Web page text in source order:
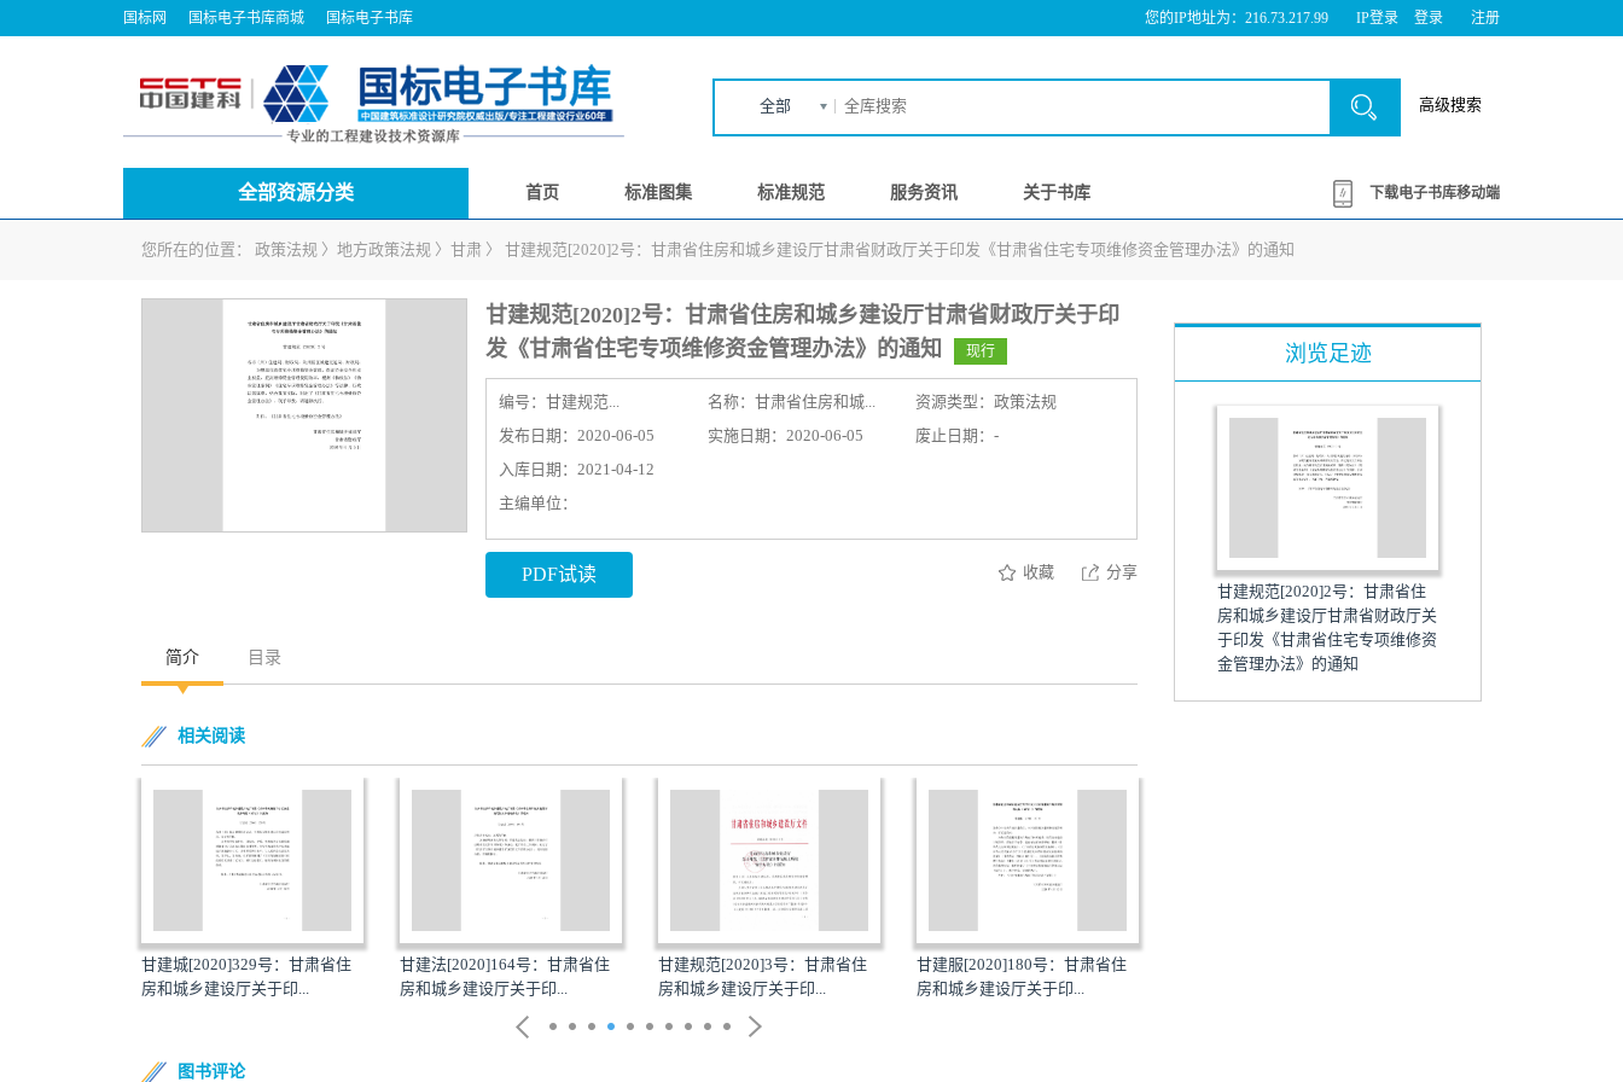
国标网 国标电子书库商城 国标电子书库 您的IP地址为：216.73.217.99 IP登录 登录 注册
全部 高级搜索
全部资源分类 首页 标准图集 标准规范 服务资讯 关于书库 下载电子书库移动端
您所在的位置： 政策法规 〉 地方政策法规 〉 甘肃 〉 甘建规范[2020]2号：甘肃省住房和城乡建设厅甘肃省财政厅关于印发《甘肃省住宅专项维修资金管理办法》的通知
甘建规范[2020]2号：甘肃省住房和城乡建设厅甘肃省财政厅关于印
发《甘肃省住宅专项维修资金管理办法》的通知
现行
编号： 甘建规范... 名称： 甘肃省住房和城...
资源类型：政策法规
发布日期：2020-06-05
实施日期：2020-06-05
废止日期：-
入库日期：2021-04-12
主编单位：
PDF试读 收藏 分享
简介 目录
相关阅读
甘建城[2020]329号：甘肃省住
房和城乡建设厅关于印...
甘建法[2020]164号：甘肃省住
房和城乡建设厅关于印...
甘建规范[2020]3号：甘肃省住
房和城乡建设厅关于印...
甘建服[2020]180号：甘肃省住
房和城乡建设厅关于印...
图书评论
浏览足迹
甘建规范[2020]2号：甘肃省住
房和城乡建设厅甘肃省财政厅关
于印发《甘肃省住宅专项维修资
金管理办法》的通知